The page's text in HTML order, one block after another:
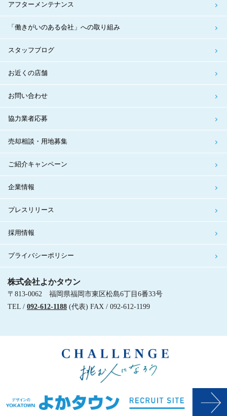
アフターメンテナンス
「働きがいのある会社」への取り組み
スタッフブログ
お近くの店舗
お問い合わせ
協力業者応募
売却相談・用地募集
ご紹介キャンペーン
企業情報
プレスリリース
採用情報
プライバシーポリシー
株式会社よかタウン
〒813-0062 福岡県福岡市東区松島6丁目6番33号
TEL / 092-612-1188 (代表) FAX / 092-612-1199